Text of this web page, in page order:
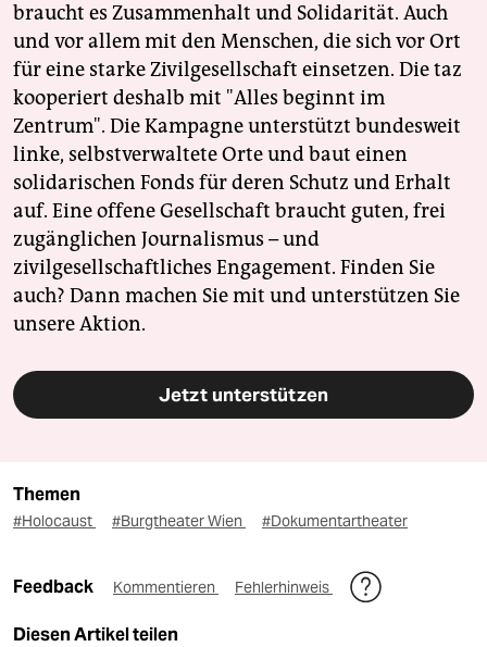
braucht es Zusammenhalt und Solidarität. Auch
und vor allem mit den Menschen, die sich vor Ort
für eine starke Zivilgesellschaft einsetzen. Die taz
kooperiert deshalb mit "Alles beginnt im
Zentrum". Die Kampagne unterstützt bundesweit
linke, selbstverwaltete Orte und baut einen
solidarischen Fonds für deren Schutz und Erhalt
auf. Eine offene Gesellschaft braucht guten, frei
zugänglichen Journalismus – und
zivilgesellschaftliches Engagement. Finden Sie
auch? Dann machen Sie mit und unterstützen Sie
unsere Aktion.
Jetzt unterstützen
Themen
#Holocaust #Burgtheater Wien #Dokumentartheater
Feedback Kommentieren Fehlerhinweis
Diesen Artikel teilen